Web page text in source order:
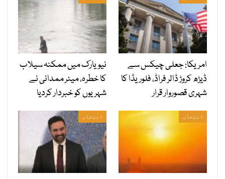
امریکا: جعلی چیکس سے
ڈیڑھ کروڑ ڈالر فراڈ، فلوریڈا کا
شہری قصوروار قرار
نیویارک میں ممکنہ سیلاب
کا خطرہ، میئر ممدانی نے
شہریوں کو خبردار کردیا
انتخاب انتخاب